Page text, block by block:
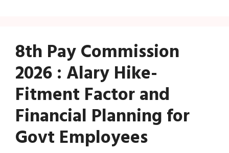
8th Pay Commission
2026 : Alary Hike-
Fitment Factor and
Financial Planning for
Govt Employees